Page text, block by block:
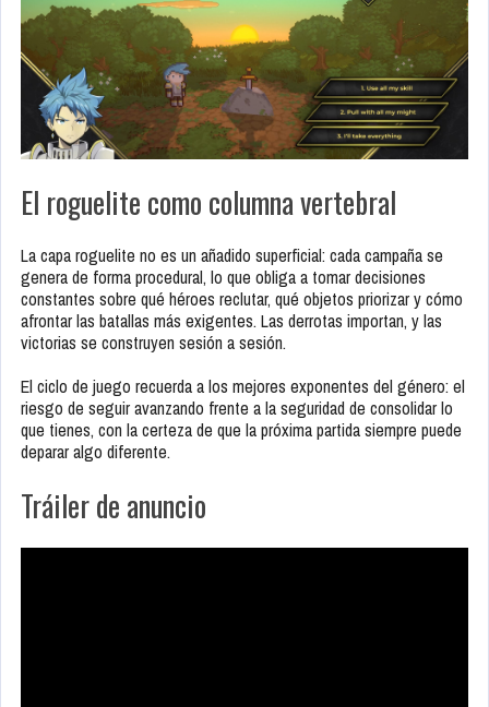
El roguelite como columna vertebral
La capa roguelite no es un añadido superficial: cada campaña se
genera de forma procedural, lo que obliga a tomar decisiones
constantes sobre qué héroes reclutar, qué objetos priorizar y cómo
afrontar las batallas más exigentes. Las derrotas importan, y las
victorias se construyen sesión a sesión.
El ciclo de juego recuerda a los mejores exponentes del género: el
riesgo de seguir avanzando frente a la seguridad de consolidar lo
que tienes, con la certeza de que la próxima partida siempre puede
deparar algo diferente.
Tráiler de anuncio